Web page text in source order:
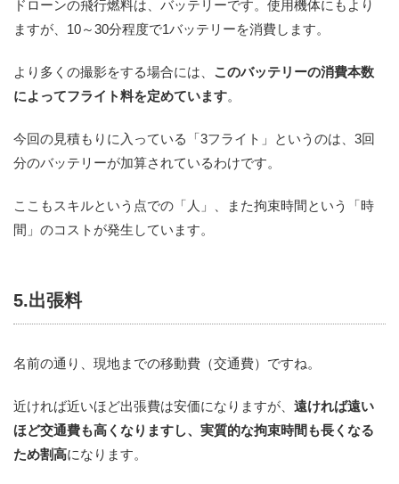
ドローンの飛行燃料は、バッテリーです。使用機体にもより
ますが、10～30分程度で1バッテリーを消費します。
より多くの撮影をする場合には、 このバッテリーの消費本数
によってフライト料を定めています。
今回の見積もりに入っている「3フライト」というのは、3回
分のバッテリーが加算されているわけです。
ここもスキルという点での「人」、また拘束時間という「時
間」のコストが発生しています。
5.出張料
名前の通り、現地までの移動費（交通費）ですね。
近ければ近いほど出張費は安価になりますが、 遠ければ遠い
ほど交通費も高くなりますし、実質的な拘束時間も長くなる
ため割高になります。